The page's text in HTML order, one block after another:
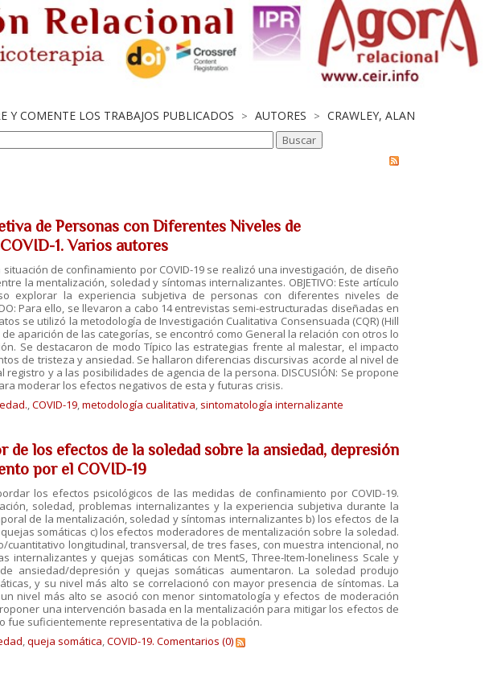
Y COMENTE LOS TRABAJOS PUBLICADOS > AUTORES > CRAWLEY, ALAN
de Personas con Diferentes Niveles de
1. Varios autores
de confinamiento por COVID-19 se realizó una investigación, de diseño
la mentalización, soledad y síntomas internalizantes. OBJETIVO: Este artículo
explorar la experiencia subjetiva de personas con diferentes niveles de
Para ello, se llevaron a cabo 14 entrevistas semi-estructuradas diseñadas en
se utilizó la metodología de Investigación Cualitativa Consensuada (CQR) (Hill
de aparición de las categorías, se encontró como General la relación con otros lo
Se destacaron de modo Típico las estrategias frente al malestar, el impacto
de tristeza y ansiedad. Se hallaron diferencias discursivas acorde al nivel de
y a las posibilidades de agencia de la persona. DISCUSIÓN: Se propone
moderar los efectos negativos de esta y futuras crisis.
,COVID-19,metodología cualitativa, sintomatología internalizante
los efectos de la soledad sobre la ansiedad, depresión
por el COVID-19
los efectos psicológicos de las medidas de confinamiento por COVID-19.
soledad, problemas internalizantes y la experiencia subjetiva durante la
de la mentalización, soledad y síntomas internalizantes b) los efectos de la
somáticas c) los efectos moderadores de mentalización sobre la soledad.
cuantitativo longitudinal, transversal, de tres fases, con muestra intencional, no
internalizantes y quejas somáticas con MentS, Three-Item-loneliness Scale y
ansiedad/depresión y quejas somáticas aumentaron. La soledad produjo
y su nivel más alto se correlacionó con mayor presencia de síntomas. La
nivel más alto se asoció con menor sintomatología y efectos de moderación
una intervención basada en la mentalización para mitigar los efectos de
fue suficientemente representativa de la población.
,queja somática,COVID-19. Comentarios (0)